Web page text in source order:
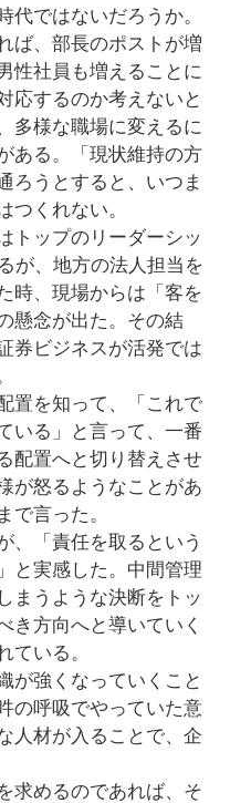
代ではないだろうか。
ば、部長のポストが増
性社員も増えることに
応するのか考えないと
多様な職場に変えるに
ある。「現状維持の方
ろうとすると、いつま
つくれない。
トップのリーダーシッ
が、地方の法人担当を
時、現場からは「客を
懸念が出た。その結
券ビジネスが活発では
置を知って、「これで
いる」と言って、一番
配置へと切り替えさせ
が怒るようなことがあ
で言った。
、「責任を取るという
と実感した。中間管理
まうような決断をトッ
き方向へと導いていく
ている。
が強くなっていくこと
の呼吸でやっていた意
人材が入ることで、企
求めるのであれば、そ